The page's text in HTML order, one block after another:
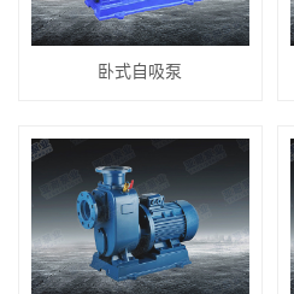
卧式自吸泵